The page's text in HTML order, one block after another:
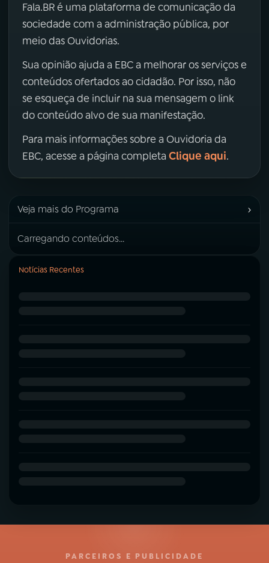
Fala.BR é uma plataforma de comunicação da
sociedade com a administração pública, por
meio das Ouvidorias.
Sua opinião ajuda a EBC a melhorar os serviços e
conteúdos ofertados ao cidadão. Por isso, não
se esqueça de incluir na sua mensagem o link
do conteúdo alvo de sua manifestação.
Para mais informações sobre a Ouvidoria da
EBC, acesse a página completa Clique aqui.
Veja mais do Programa ›
Carregando conteúdos...
Notícias Recentes
PARCEIROS E PUBLICIDADE